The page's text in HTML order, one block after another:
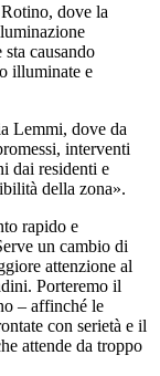
dove la
causando
illuminate e
Lemmi, dove da
interventi
dai residenti e
della zona».
rapido e
un cambio di
attenzione al
Porteremo il
– affinché le
con serietà e il
attende da troppo